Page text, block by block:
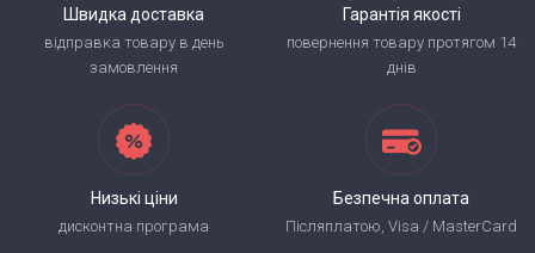
Швидка доставка
відправка товару в день
замовлення
Гарантія якості
повернення товару протягом 14
днів
Низькі ціни
дисконтна програма
Безпечна оплата
Післяплатою, Visa / MasterCard